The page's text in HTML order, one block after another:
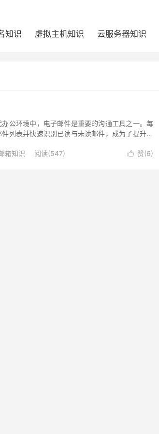
知识 虚拟主机知识 云服务器知识
公环境中，电子邮件是重要的沟通工具之一。每
列表并快速识别已读与未读邮件，成为了提升工
企业邮箱中设置已读邮件。
箱知识 阅读(547)  赞(6)